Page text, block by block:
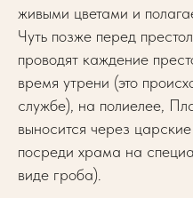
живыми цветами и
Чуть позже перед
проводят каждение
время утрени (это
службе), на полиелее,
выносится через
посреди храма на
виде гроба).